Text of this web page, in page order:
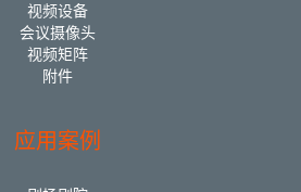
视频设备
会议摄像头
视频矩阵
附件
应用案例